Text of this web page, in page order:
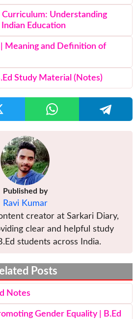
Curriculum: Understanding
Education
| Meaning and Definition of
Study Material (Notes)
Published by
Ravi Kumar
creator at Sarkari Diary,
clear and helpful study
students across India.
Posts
Notes
Gender Equality | B.Ed